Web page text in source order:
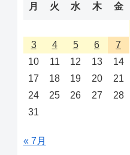
月 火 水 木 金
3
4 5 6 7
10
11 12 13 14
17
18 19 20 21
24
25 26 27 28
31
« 7月